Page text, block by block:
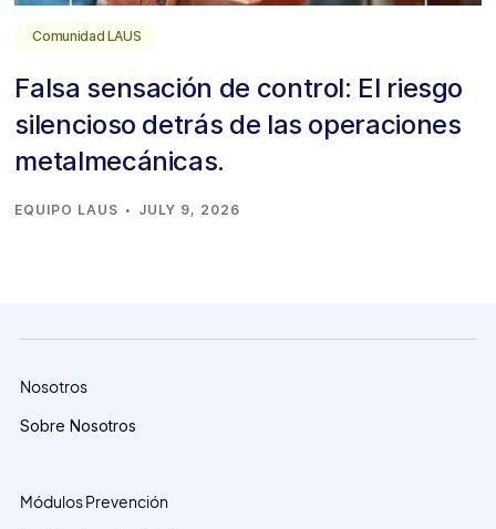
Comunidad LAUS
Falsa sensación de control: El riesgo
silencioso detrás de las operaciones
metalmecánicas.
EQUIPO LAUS · JULY 9, 2026
Nosotros
Sobre Nosotros
Módulos Prevención